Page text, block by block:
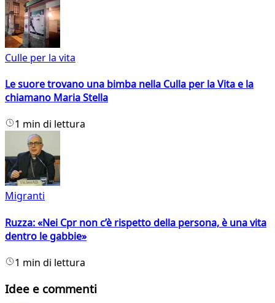
Culle per la vita
Le suore trovano una bimba nella Culla per la Vita e la
chiamano Maria Stella
1 min di lettura
Migranti
Ruzza: «Nei Cpr non c’è rispetto della persona, è una vita
dentro le gabbie»
1 min di lettura
Idee e commenti